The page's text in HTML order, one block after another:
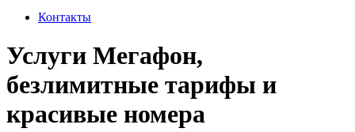
Контакты
Услуги Мегафон,
безлимитные тарифы и
красивые номера